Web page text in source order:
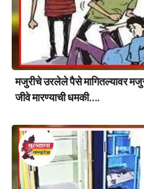
मजुरीचे उरलेले पैसे मागितल्यावर
जीवे मारण्याची धमकी….